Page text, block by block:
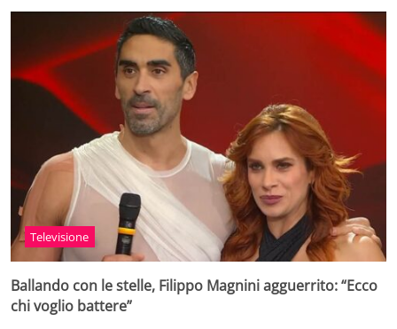
Televisione
Ballando con le stelle, Filippo Magnini agguerrito: “Ecco
chi voglio battere”